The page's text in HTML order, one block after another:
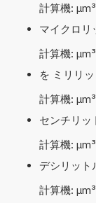
計算機:
マイクロリ
計算機:
を ミリリ
計算機:
センチリッ
計算機:
デシリット
計算機: